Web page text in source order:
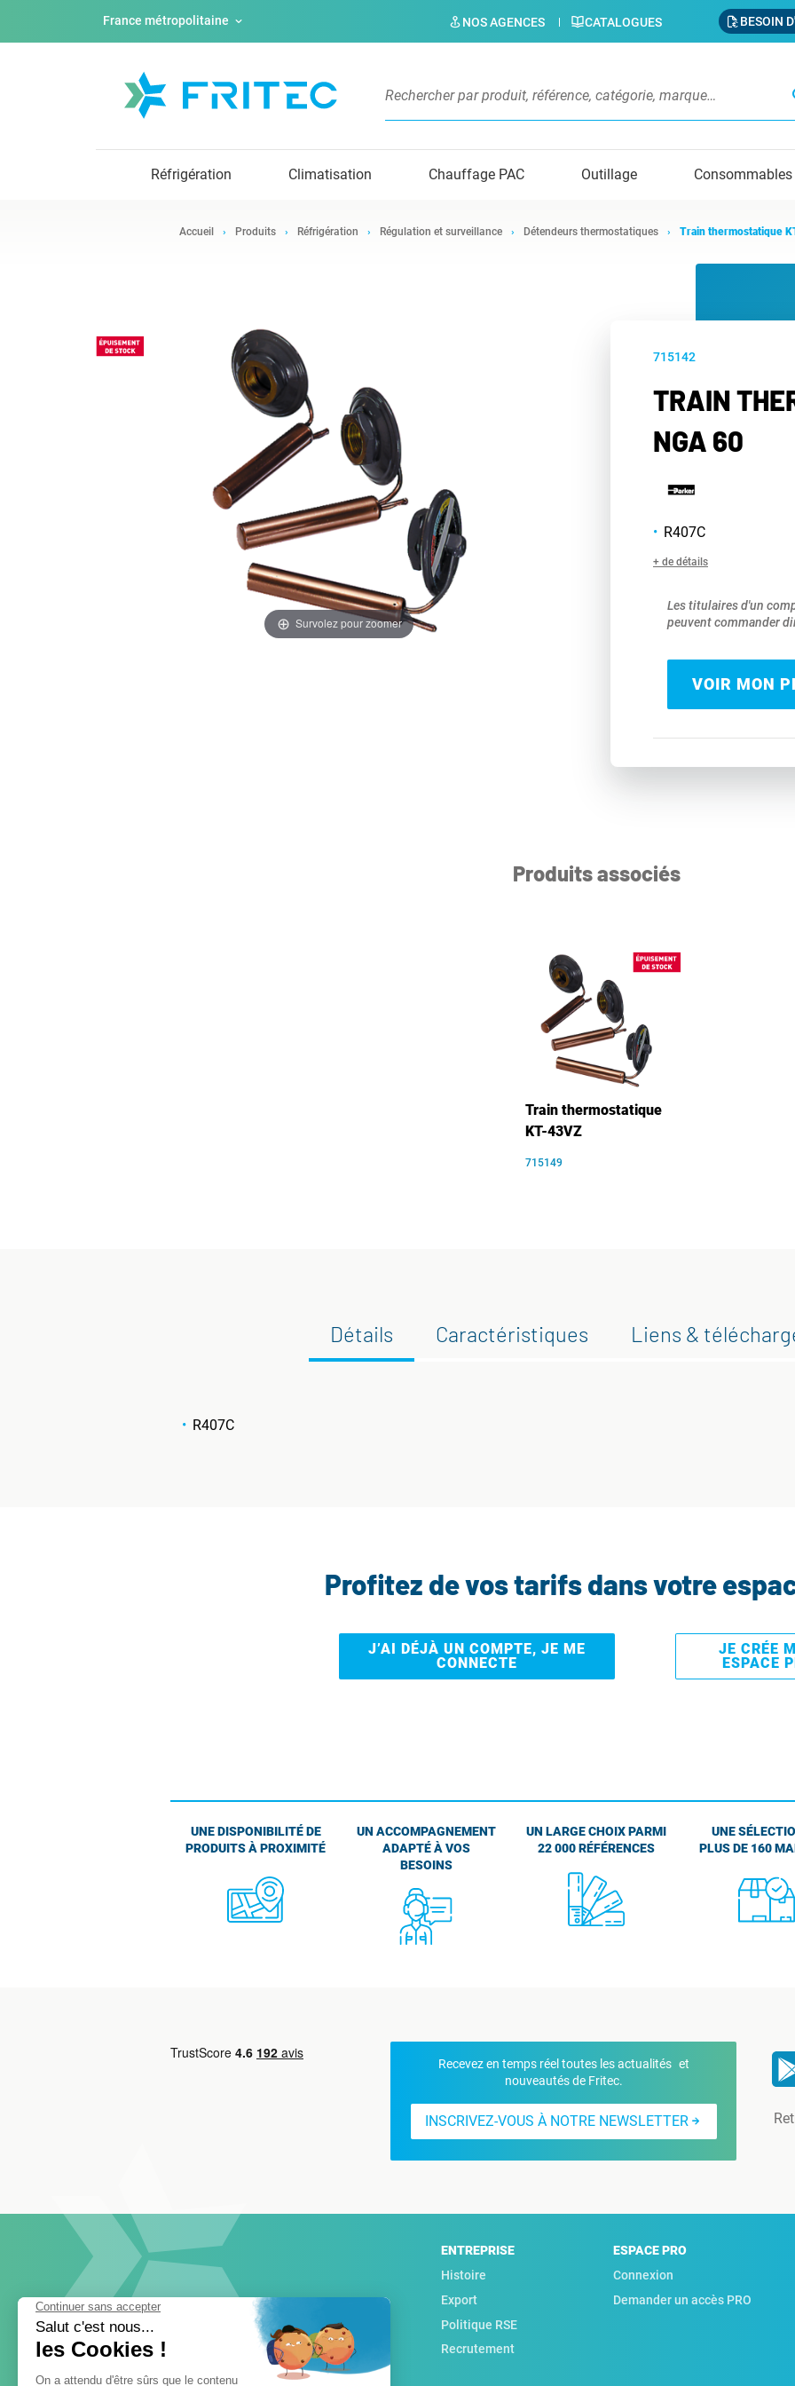
France métropolitaine NOS AGENCES CATALOGUES BESOIN
Réfrigération Climatisation Chauffage PAC Outillage Consommables
Accueil Produits Réfrigération Régulation et surveillance Détendeurs thermostatiques Train thermostatique
Survolez pour zoomer
715142
TRAIN
NGA 60
R407C
+ de détails
Les titulaires d'un
peuvent commander
VOIR MON
Produits associés
Train thermostatique
KT-43VZ
715149
Détails Caractéristiques Liens &
R407C
Profitez de vos tarifs dans votre
J’AI DÉJÀ UN COMPTE, JE ME
CONNECTE
JE CRÉE
ESPACE
UNE DISPONIBILITÉ DE
PRODUITS À PROXIMITÉ
UN ACCOMPAGNEMENT
ADAPTÉ À VOS
BESOINS
UN LARGE CHOIX PARMI
22 000 RÉFÉRENCES
UNE
PLUS DE 160
Recevez en temps réel toutes les actualités et
nouveautés de Fritec.
INSCRIVEZ-VOUS À NOTRE NEWSLETTER
ENTREPRISE
Histoire
Export
Politique RSE
Recrutement
ESPACE PRO
Connexion
Demander un accès PRO